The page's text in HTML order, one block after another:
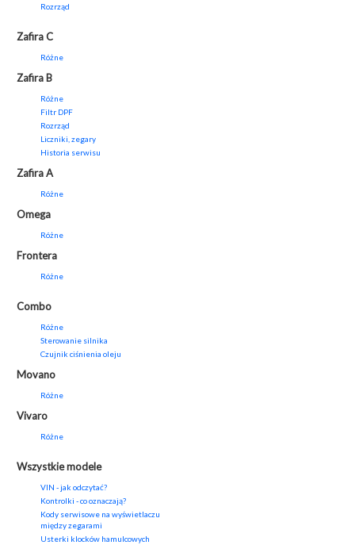
Rozrząd
Zafira C
Różne
Zafira B
Różne
Filtr DPF
Rozrząd
Liczniki, zegary
Historia serwisu
Zafira A
Różne
Omega
Różne
Frontera
Różne
Combo
Różne
Sterowanie silnika
Czujnik ciśnienia oleju
Movano
Różne
Vivaro
Różne
Wszystkie modele
VIN - jak odczytać?
Kontrolki - co oznaczają?
Kody serwisowe na wyświetlaczu
między zegarami
Usterki klocków hamulcowych